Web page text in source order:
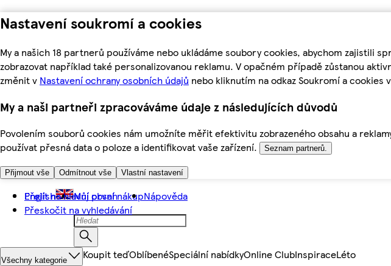
Nastavení soukromí a cookies
My a našich 18 partnerů používáme nebo ukládáme soubory cookies, abychom zajistili
zobrazovat například také personalizovanou reklamu. V opačném případě zůstanou
změnit v Nastavení ochrany osobních údajů nebo kliknutím na odkaz Soukromí a cookies
My a naši partneři zpracováváme údaje z následujících důvodů
Povolením souborů cookies nám umožníte měřit efektivitu zobrazeného obsahu a
používat přesná data o poloze a identifikovat vaše zařízení.
Seznam partnerů.
Přijmout vše Odmítnout vše Vlastní nastavení
Přejít na hlavní obsah
Přeskočit na vyhledávání
English Můj první nákupNápověda
Všechny kategorie Koupit teďOblíbenéSpeciální nabídkyOnline ClubInspiraceLéto